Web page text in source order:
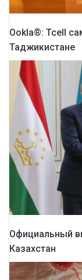
Ookla®: Tcell
Таджикистане
Официальный
Казахстан